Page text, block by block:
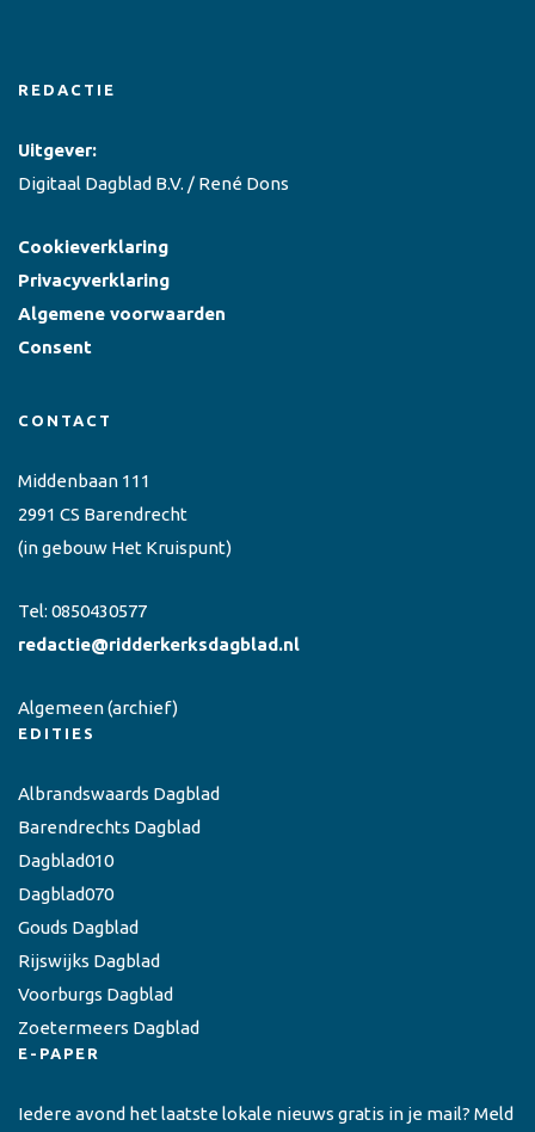
REDACTIE
Uitgever:
Digitaal Dagblad B.V. / René Dons
Cookieverklaring
Privacyverklaring
Algemene voorwaarden
Consent
CONTACT
Middenbaan 111
2991 CS Barendrecht
(in gebouw Het Kruispunt)
Tel: 0850430577
redactie@ridderkerksdagblad.nl
Algemeen(archief)
EDITIES
Albrandswaards Dagblad
Barendrechts Dagblad
Dagblad010
Dagblad070
Gouds Dagblad
Rijswijks Dagblad
Voorburgs Dagblad
Zoetermeers Dagblad
E-PAPER
Iedere avond het laatste lokale nieuws gratis in je mail? Meld